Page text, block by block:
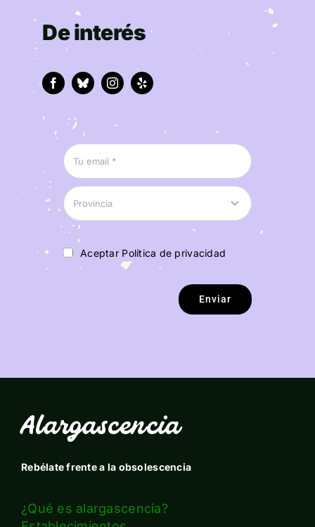
De interés
Aceptar Política de privacidad
Enviar
Alargascencia
Rebélate frente a la obsolescencia
¿Qué es alargascencia?